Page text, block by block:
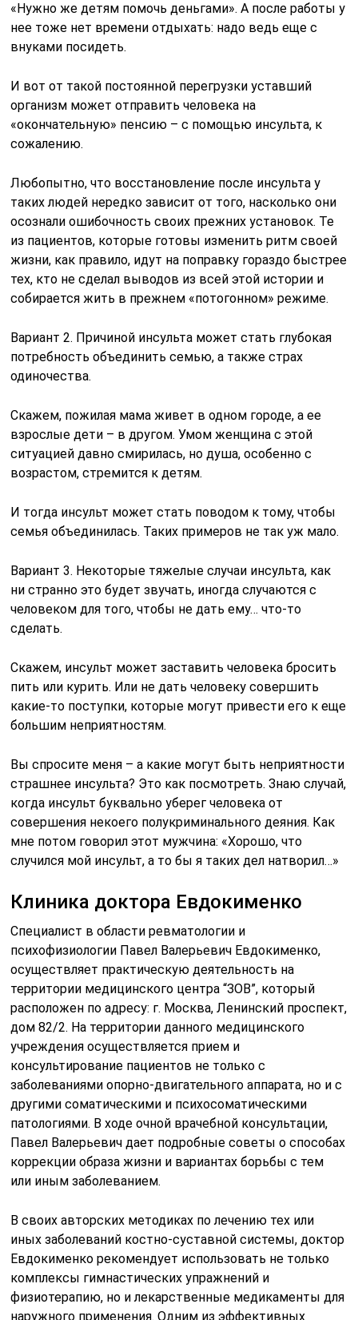
«Нужно же детям помочь деньгами». А после работы у
нее тоже нет времени отдыхать: надо ведь еще с
внуками посидеть.
И вот от такой постоянной перегрузки уставший
организм может отправить человека на
«окончательную» пенсию – с помощью инсульта, к
сожалению.
Любопытно, что восстановление после инсульта у
таких людей нередко зависит от того, насколько они
осознали ошибочность своих прежних установок. Те
из пациентов, которые готовы изменить ритм своей
жизни, как правило, идут на поправку гораздо быстрее
тех, кто не сделал выводов из всей этой истории и
собирается жить в прежнем «потогонном» режиме.
Вариант 2. Причиной инсульта может стать глубокая
потребность объединить семью, а также страх
одиночества.
Скажем, пожилая мама живет в одном городе, а ее
взрослые дети – в другом. Умом женщина с этой
ситуацией давно смирилась, но душа, особенно с
возрастом, стремится к детям.
И тогда инсульт может стать поводом к тому, чтобы
семья объединилась. Таких примеров не так уж мало.
Вариант 3. Некоторые тяжелые случаи инсульта, как
ни странно это будет звучать, иногда случаются с
человеком для того, чтобы не дать ему… что-то
сделать.
Скажем, инсульт может заставить человека бросить
пить или курить. Или не дать человеку совершить
какие-то поступки, которые могут привести его к еще
большим неприятностям.
Вы спросите меня – а какие могут быть неприятности
страшнее инсульта? Это как посмотреть. Знаю случай,
когда инсульт буквально уберег человека от
совершения некоего полукриминального деяния. Как
мне потом говорил этот мужчина: «Хорошо, что
случился мой инсульт, а то бы я таких дел натворил…»
Клиника доктора Евдокименко
Специалист в области ревматологии и
психофизиологии Павел Валерьевич Евдокименко,
осуществляет практическую деятельность на
территории медицинского центра “ЗОВ”, который
расположен по адресу: г. Москва, Ленинский проспект,
дом 82/2. На территории данного медицинского
учреждения осуществляется прием и
консультирование пациентов не только с
заболеваниями опорно-двигательного аппарата, но и с
другими соматическими и психосоматическими
патологиями. В ходе очной врачебной консультации,
Павел Валерьевич дает подробные советы о способах
коррекции образа жизни и вариантах борьбы с тем
или иным заболеванием.
В своих авторских методиках по лечению тех или
иных заболеваний костно-суставной системы, доктор
Евдокименко рекомендует использовать не только
комплексы гимнастических упражнений и
физиотерапию, но и лекарственные медикаменты для
наружного применения. Одним из эффективных